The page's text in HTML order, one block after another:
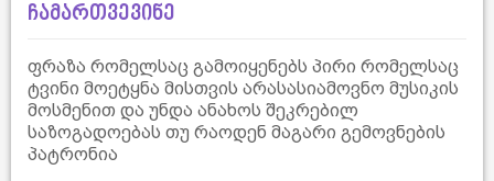
ჩამართვევინე
ფრაზა რომელსაც გამოიყენებს პირი რომელსაც
ტვინი მოეტყნა მისთვის არასასიამოვნო მუსიკის
მოსმენით და უნდა ანახოს შეკრებილ
საზოგადოებას თუ რაოდენ მაგარი გემოვნების
პატრონია